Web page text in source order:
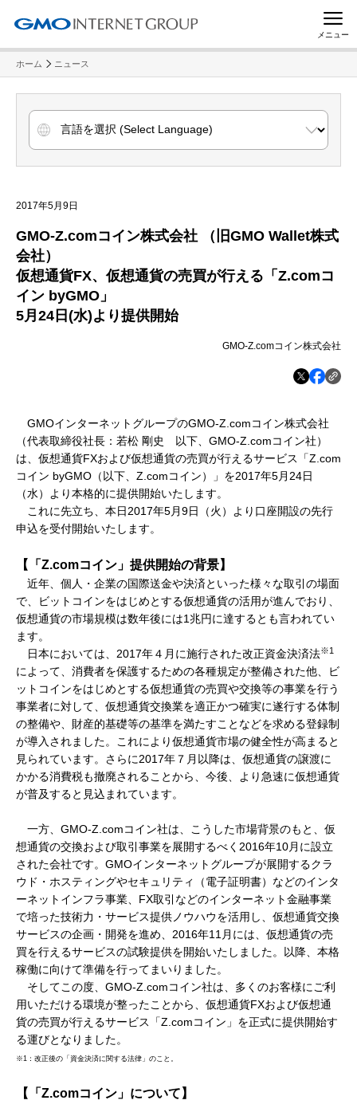
メニュー
ホーム ニュース
2017年5月9日
GMO-Z.comコイン株式会社 （旧GMO Wallet株式
会社）
仮想通貨FX、仮想通貨の売買が行える「Z.comコ
イン byGMO」
5月24日(水)より提供開始
GMO-Z.comコイン株式会社
GMOインターネットグループのGMO-Z.comコイン株式会社
（代表取締役社長：若松 剛史 以下、GMO-Z.comコイン社）
は、仮想通貨FXおよび仮想通貨の売買が行えるサービス「Z.com
コイン byGMO（以下、Z.comコイン）」を2017年5月24日
（水）より本格的に提供開始いたします。
これに先立ち、本日2017年5月9日（火）より口座開設の先行
申込を受付開始いたします。
【「 Z.comコイン」提供開始の背景】
近年、個人・企業の国際送金や決済といった様々な取引の場面
で、ビットコインをはじめとする仮想通貨の活用が進んでおり、
仮想通貨の市場規模は数年後には1兆円に達するとも言われてい
ます。
日本においては、2017年４月に施行された改正資金決済法※1
によって、消費者を保護するための各種規定が整備された他、ビ
ットコインをはじめとする仮想通貨の売買や交換等の事業を行う
事業者に対して、仮想通貨交換業を適正かつ確実に遂行する体制
の整備や、財産的基礎等の基準を満たすことなどを求める登録制
が導入されました。これにより仮想通貨市場の健全性が高まると
見られています。さらに2017年７月以降は、仮想通貨の譲渡に
かかる消費税も撤廃されることから、今後、より急速に仮想通貨
が普及すると見込まれています。
一方、GMO-Z.comコイン社は、こうした市場背景のもと、仮
想通貨の交換および取引事業を展開するべく2016年10月に設立
された会社です。GMOインターネットグループが展開するクラ
ウド・ホスティングやセキュリティ（電子証明書）などのインタ
ーネットインフラ事業、FX取引などのインターネット金融事業
で培った技術力・サービス提供ノウハウを活用し、仮想通貨交換
サービスの企画・開発を進め、2016年11月には、仮想通貨の売
買を行えるサービスの試験提供を開始いたしました。以降、本格
稼働に向けて準備を行ってまいりました。
そしてこの度、GMO-Z.comコイン社は、多くのお客様にご利
用いただける環境が整ったことから、仮想通貨FXおよび仮想通
貨の売買が行えるサービス「Z.comコイン」を正式に提供開始す
る運びとなりました。
※1：改正後の「資金決済に関する法律」のこと。
【「 Z.comコイン」について】